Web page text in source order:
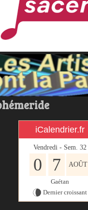
iCalendrier.fr
Vendredi - Sem. 32
0 7 AOÛT
Gaétan
Dernier croissant